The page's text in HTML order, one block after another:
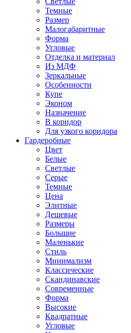
Темные
Размер
Малогабаритные
Форма
Угловые
Отделка и материал
Из МДФ
Зеркальные
Особенности
Купе
Эконом
Назначение
В коридор
Для узкого коридора
Гардеробные
Цвет
Белые
Светлые
Серые
Темные
Цена
Элитные
Дешевые
Размеры
Большие
Маленькие
Стиль
Минимализм
Классические
Скандинавские
Современные
Форма
Высокие
Квадратные
Угловые